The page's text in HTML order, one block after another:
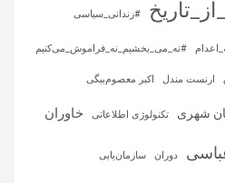
#زندانی_سیاسی
#نه_می_بخشیم_نه_فراموش_می‌کنیم
ارنست مندل اکبر معصوم‌بیگی
شهری تکنولوژی اطلاعاتی خاوران
دوران سازمان‌یابی